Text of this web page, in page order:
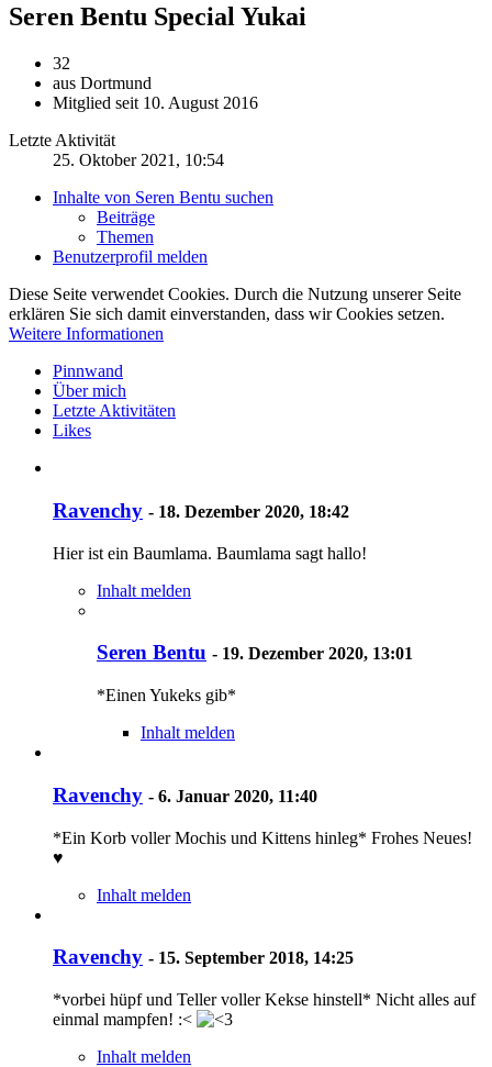
Seren Bentu Special Yukai
32
aus Dortmund
Mitglied seit 10. August 2016
Letzte Aktivität
25. Oktober 2021, 10:54
Inhalte von Seren Bentu suchen
Beiträge
Themen
Benutzerprofil melden
Diese Seite verwendet Cookies. Durch die Nutzung unserer Seite
erklären Sie sich damit einverstanden, dass wir Cookies setzen.
Weitere Informationen
Pinnwand
Über mich
Letzte Aktivitäten
Likes
Ravenchy - 18. Dezember 2020, 18:42
Hier ist ein Baumlama. Baumlama sagt hallo!
Inhalt melden
Seren Bentu - 19. Dezember 2020, 13:01
*Einen Yukeks gib*
Inhalt melden
Ravenchy - 6. Januar 2020, 11:40
*Ein Korb voller Mochis und Kittens hinleg* Frohes Neues!
♥
Inhalt melden
Ravenchy - 15. September 2018, 14:25
*vorbei hüpf und Teller voller Kekse hinstell* Nicht alles auf
einmal mampfen! :<
Inhalt melden